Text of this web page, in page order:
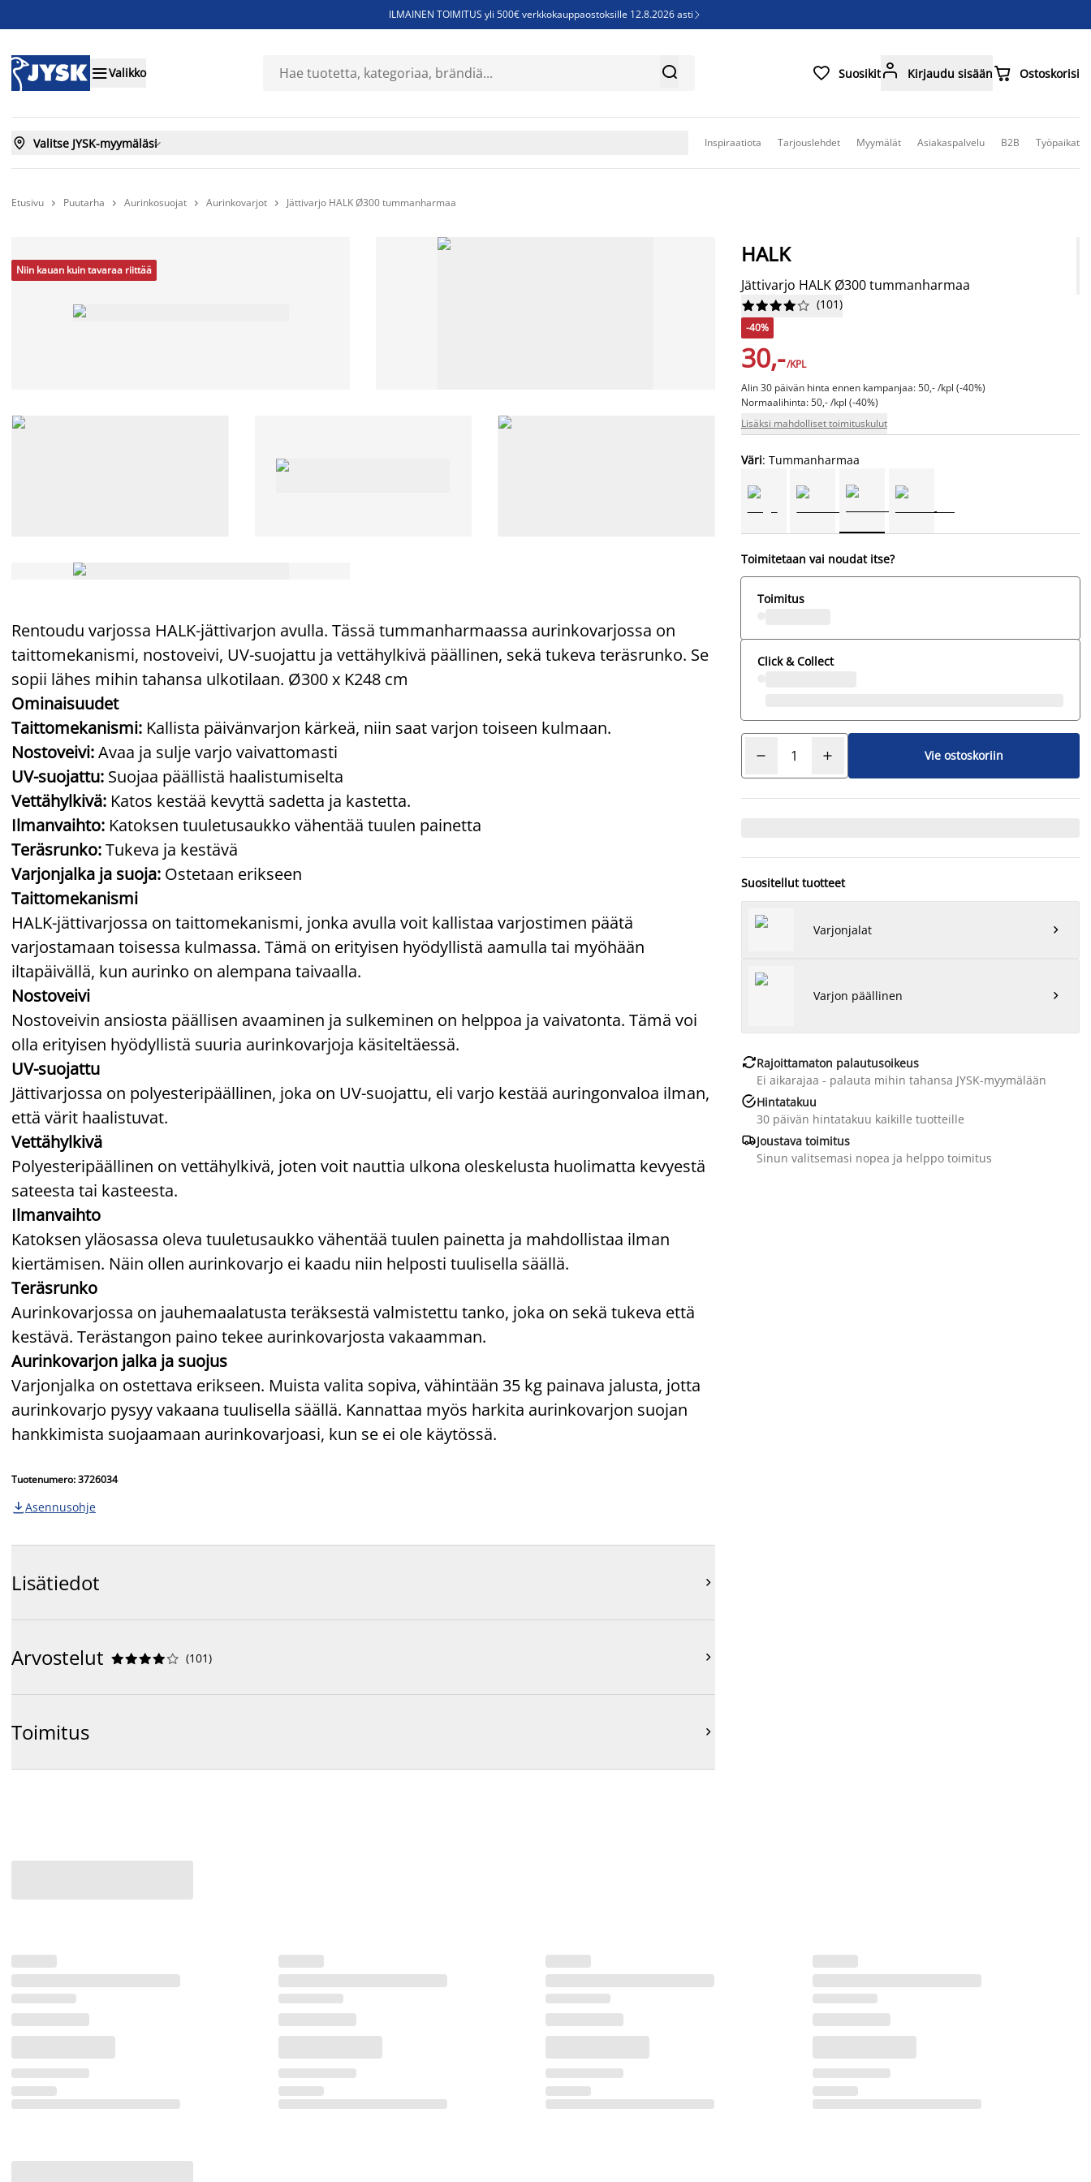
ILMAINEN TOIMITUS yli 500€ verkkokauppaostoksille 12.8.2026 asti 
Sijauspatjoja - Säästä jopa 60%
Valikko   Suosikit Kirjaudu sisään Ostoskorisi
 Valitse JYSK-myymäläsi Inspiraatiota Tarjouslehdet Myymälät Asiakaspalvelu B2B Työpaikat
Etusivu  Puutarha  Aurinkosuojat  Aurinkovarjot  Jättivarjo HALK Ø300 tummanharmaa
Niin kauan kuin tavaraa riittää
Rentoudu varjossa HALK-jättivarjon avulla. Tässä tummanharmaassa aurinkovarjossa on
taittomekanismi, nostoveivi, UV-suojattu ja vettähylkivä päällinen, sekä tukeva teräsrunko. Se
sopii lähes mihin tahansa ulkotilaan. Ø300 x K248 cm
Ominaisuudet
Taittomekanismi: Kallista päivänvarjon kärkeä, niin saat varjon toiseen kulmaan.
Nostoveivi:Avaa ja sulje varjo vaivattomasti
UV-suojattu: Suojaa päällistä haalistumiselta
Vettähylkivä: Katos kestää kevyttä sadetta ja kastetta.
Ilmanvaihto: Katoksen tuuletusaukko vähentää tuulen painetta
Teräsrunko:Tukeva ja kestävä
Varjonjalka ja suoja: Ostetaan erikseen
Taittomekanismi
HALK-jättivarjossa on taittomekanismi, jonka avulla voit kallistaa varjostimen päätä
varjostamaan toisessa kulmassa. Tämä on erityisen hyödyllistä aamulla tai myöhään
iltapäivällä, kun aurinko on alempana taivaalla.
Nostoveivi
Nostoveivin ansiosta päällisen avaaminen ja sulkeminen on helppoa ja vaivatonta. Tämä voi
olla erityisen hyödyllistä suuria aurinkovarjoja käsiteltäessä.
UV-suojattu
Jättivarjossa on polyesteripäällinen, joka on UV-suojattu, eli varjo kestää auringonvaloa ilman,
että värit haalistuvat.
Vettähylkivä
Polyesteripäällinen on vettähylkivä, joten voit nauttia ulkona oleskelusta huolimatta kevyestä
sateesta tai kasteesta.
Ilmanvaihto
Katoksen yläosassa oleva tuuletusaukko vähentää tuulen painetta ja mahdollistaa ilman
kiertämisen. Näin ollen aurinkovarjo ei kaadu niin helposti tuulisella säällä.
Teräsrunko
Aurinkovarjossa on jauhemaalatusta teräksestä valmistettu tanko, joka on sekä tukeva että
kestävä. Terästangon paino tekee aurinkovarjosta vakaamman.
Aurinkovarjon jalka ja suojus
Varjonjalka on ostettava erikseen. Muista valita sopiva, vähintään 35 kg painava jalusta, jotta
aurinkovarjo pysyy vakaana tuulisella säällä. Kannattaa myös harkita aurinkovarjon suojan
hankkimista suojaamaan aurinkovarjoasi, kun se ei ole käytössä.
Tuotenumero: 3726034
 Asennusohje
Lisätiedot 
Arvostelut 




 (101) 
Toimitus 
HALK
Jättivarjo HALK Ø300 tummanharmaa





 (101)
-40%
30,-/KPL
Alin 30 päivän hinta ennen kampanjaa: 50,- /kpl (-40%)
Normaalihinta: 50,- /kpl (-40%)
Lisäksi mahdolliset toimituskulut
Väri: Tummanharmaa
Toimitetaan vai noudat itse?
Toimitus
Click & Collect
Vie ostoskoriin
Suositellut tuotteet
Varjonjalat 
Varjon päällinen 
Rajoittamaton palautusoikeus
Ei aikarajaa - palauta mihin tahansa JYSK-myymälään
Hintatakuu
30 päivän hintatakuu kaikille tuotteille
Joustava toimitus
Sinun valitsemasi nopea ja helppo toimitus